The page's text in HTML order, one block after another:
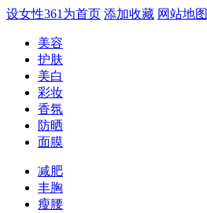
设女性361为首页 添加收藏 网站地图
美容
护肤
美白
彩妆
香氛
防晒
面膜
减肥
丰胸
瘦腰